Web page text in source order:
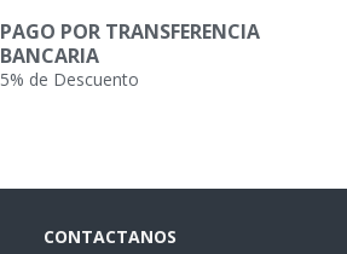
PAGO POR TRANSFERENCIA
BANCARIA
5% de Descuento
CONTACTANOS